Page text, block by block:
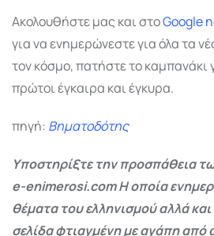
Ακολουθήστε μας και στοGoogle
για να ενημερώνεστε για όλα τα
τον κόσμο, πατήστε το καμπανάκι
πρώτοι έγκαιρα και έγκυρα.
πηγή: Βηματοδότης
Υποστηρίξτε την προσπάθεια
e-enimerosi.com Η οποία
θέματα του ελληνισμού αλλά
σελίδα φτιαγμένη με αγάπη από